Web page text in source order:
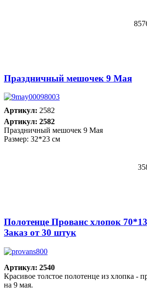
Праздничный мешочек 9 Мая
Артикул: 2582
Артикул: 2582
Праздничный мешочек 9 Мая
Размер: 32*23 см
Полотенце Прованс хлопок
Заказ от 30 штук
Артикул: 2540
Красивое толстое полотенце из хлопка -
на 9 мая.